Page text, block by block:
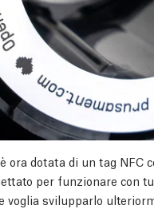
ora dotata di un tag
per funzionare con
voglia svilupparlo